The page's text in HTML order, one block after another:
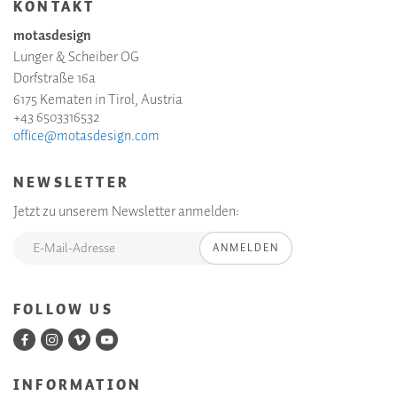
KONTAKT
motasdesign
Lunger & Scheiber OG
Dorfstraße 16a
6175 Kematen in Tirol, Austria
+43 6503316532
office@motasdesign.com
NEWSLETTER
Jetzt zu unserem Newsletter anmelden:
ANMELDEN
FOLLOW US
INFORMATION